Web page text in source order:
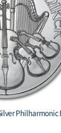
Philharmonic